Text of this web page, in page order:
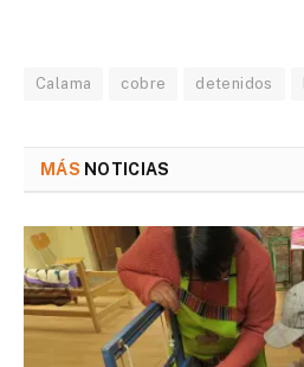
paneles solares a la sede…
Calama cobre detenidos
MÁS NOTICIAS